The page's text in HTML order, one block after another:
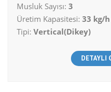
Musluk Sayısı: 3
Üretim Kapasitesi: 33 kg/h
Tipi: Vertical(Dikey)
DETAYLI